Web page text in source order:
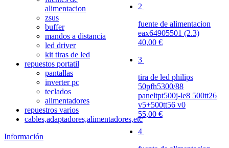
alimentacion
zsus
buffer
mandos a distancia
led driver
kit tiras de led
repuestos portatil
pantallas
inverter pc
teclados
alimentadores
repuestros varios
cables,adaptadores,alimentadores,etc
Información
2
fuente de alimentacion
eax64905501 (2.3)
40,00 €
3
tira de led philips
50pfh5300/88
paneltpt500j-le8 500tt26
v5+500tt56 v0
55,00 €
4